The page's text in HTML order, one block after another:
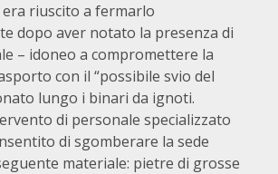
era riuscito a fermarlo
dopo aver notato la presenza di
– idoneo a compromettere la
con il “possibile svio del
lungo i binari da ignoti.
di personale specializzato
di sgomberare la sede
materiale: pietre di grosse